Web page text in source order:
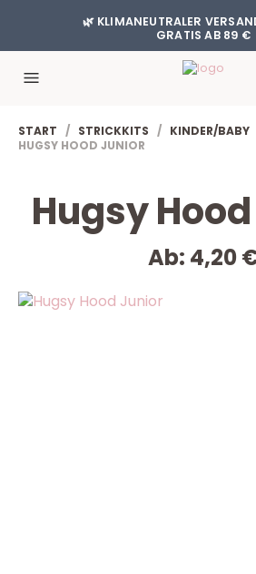
🌿 KLIMANEUTRALER
GRATIS AB 89 €
START / STRICKKITS / KINDER/BABY
HUGSY HOOD JUNIOR
Hugsy
Ab: 4,20